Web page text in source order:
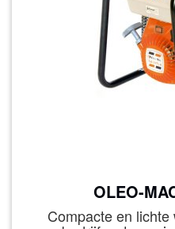
OLEO-
Compacte en